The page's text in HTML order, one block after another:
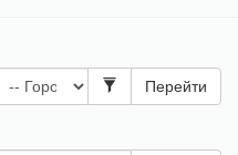
Перейти